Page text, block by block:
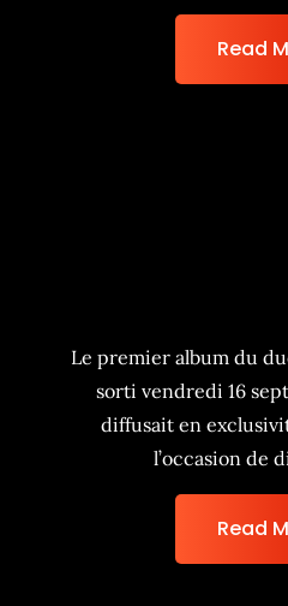
Read
Le premier album du
sorti vendredi 16
diffusait en
l’occasion de
Read